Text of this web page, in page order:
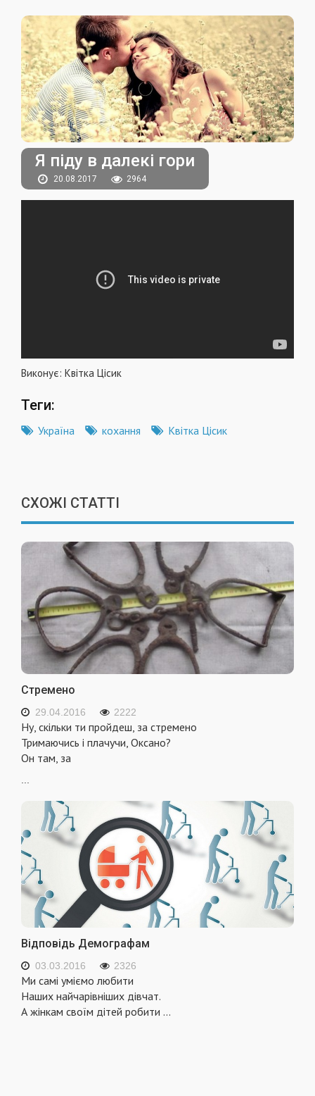
Я піду в далекі гори
20.08.2017 2964
Виконує: Квітка Цісик
Теги:
Україна кохання Квітка Цісик
СХОЖІ СТАТТІ
Стремено
29.04.2016 2222
Ну, скільки ти пройдеш, за стремено
Тримаючись і плачучи, Оксано?
Он там, за
Відповідь Демографам
03.03.2016 2326
Ми самі уміємо любити
Наших найчарівніших дівчат.
А жінкам своїм дітей робити ...